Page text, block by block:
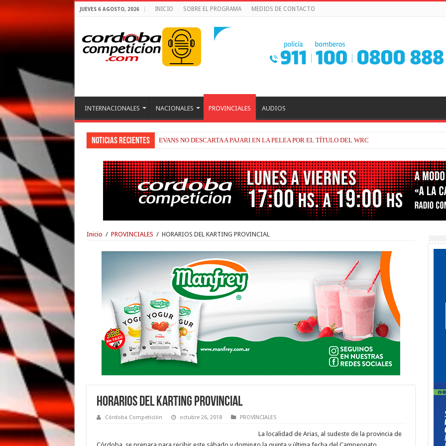
JUEVES 6 AGOSTO, 2026 INICIO SOBRE EL PROGRAMA MEDIOS DE CONTACTO
INTERNACIONALES NACIONALES PROVINCIALES AUDIOS
Noticias recientes EVANS NO DESCARTA A PAJARI EN LA PELEA POR EL TÍTULO DEL WRC
Inicio / PROVINCIALES / HORARIOS DEL KARTING PROVINCIAL
HORARIOS DEL KARTING PROVINCIAL
Córdoba Competición octubre 26, 2018 PROVINCIALES
La localidad de Arias, al sudeste de la provincia de